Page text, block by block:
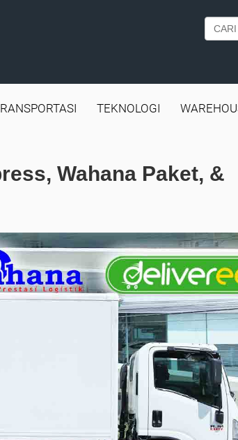
TEKNOLOGI
Wahana Paket, &